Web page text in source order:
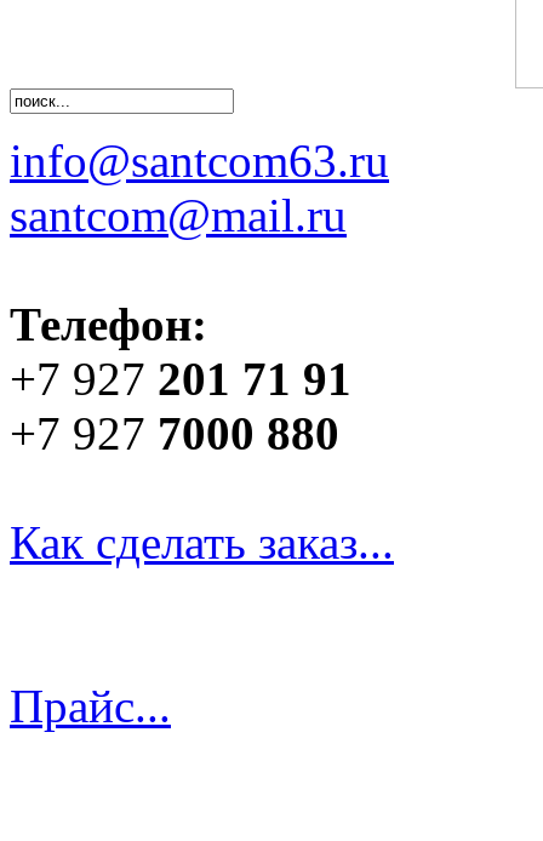
info@santcom63.ru
santcom@mail.ru
Телефон:
+7 927 201 71 91
+7 927 7000 880
Как сделать заказ...
Прайс...